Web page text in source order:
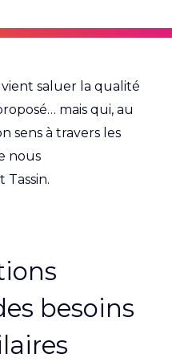
saluer la qualité
mais qui, au
sens à travers les
nous
Tassin.
besoins